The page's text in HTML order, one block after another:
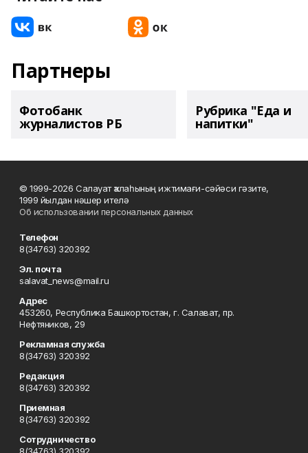
Партнеры
Фотобанк
журналистов РБ
Рубрика "Еда и
напитки"
© 1999-2026 Салауат ҡалаһының ижтимағи-сәйәси гәзите,
1999 йылдан нәшер ителә
Об использовании персональных данных
Телефон
8(34763) 320392
Эл. почта
salavat_news@mail.ru
Адрес
453260, Республика Башкортостан, г. Салават, пр.
Нефтяников, 29
Рекламная служба
8(34763) 320392
Редакция
8(34763) 320392
Приемная
8(34763) 320392
Сотрудничество